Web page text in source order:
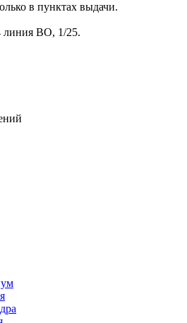
в пунктах выдачи.
линия ВО, 1/25.